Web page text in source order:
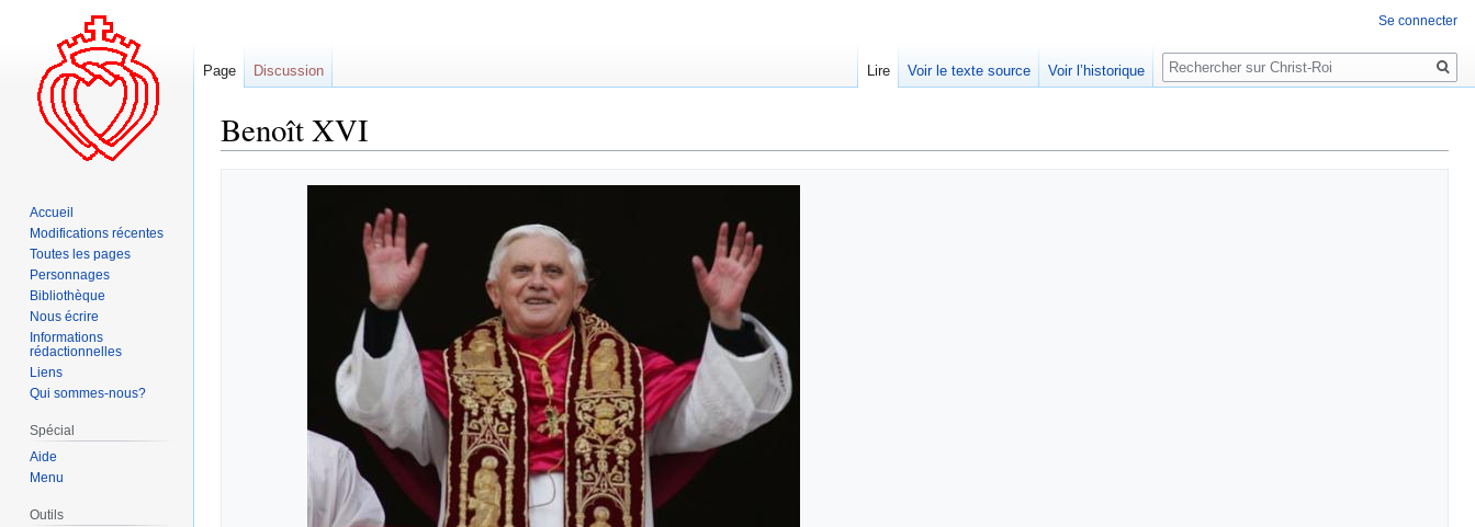
Benoît XVI
Se connecter
Page Discussion Lire Voir le texte source Voir l’historique
Rechercher
Accueil
Modifications récentes
Toutes les pages
Personnages
Bibliothèque
Nous écrire
Informations
rédactionnelles
Liens
Qui sommes-nous?
Spécial
Aide
Menu
Outils